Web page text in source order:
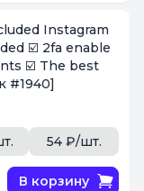
Instagram
☑️ 2fa enable
☑️ The best
#1940]
54 ₽/шт.
В корзину